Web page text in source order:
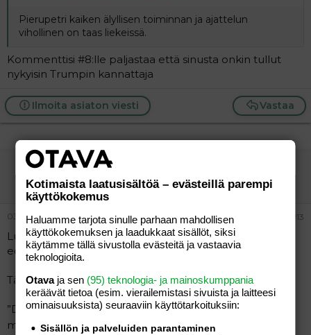
Pierupetri kaiken älyllisen toiminnan ja ajattelun
vihollinen on taas liekeissä.
Kommenttisi #8:lle paljastaa että sinusta onkin tullut
nykyisin Trumpin kannattaja
Vastaa
Ilmoita asiaton viesti
vierailija
Vieras
03.06.2026 #13
Lukemattomien ketjujen pilaajalle muistutus että yritä
edes joskus pysyä otsikossa
Tässä se sattuu olemaan
”Donald Trumpin aika on ohi, harhautui veteraanien
mitaliseremoniassa. Keskittyi kehumaan verhojaan
Kotimaista laatusisältöä – evästeillä parempi
käyttökokemus
Haluamme tarjota sinulle parhaan mahdollisen
käyttökokemuksen ja laadukkaat sisällöt, siksi
käytämme tällä sivustolla evästeitä ja vastaavia
teknologioita.
Otavaja sen (95) teknologia- ja mainoskumppania
keräävät tietoa (esim. vierailemis­tasi sivuista ja laitteesi
ominaisuuk­sista) seuraaviin käyttötarkoituksiin:
Sisällön ja palveluiden parantaminen